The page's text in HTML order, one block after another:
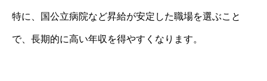
特に、国公立病院など昇給が安定した職場を選ぶこと
で、長期的に高い年収を得やすくなります。